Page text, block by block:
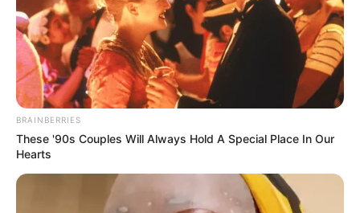
BRAINBERRIES
These '90s Couples Will Always Hold A Special Place In Our
Hearts